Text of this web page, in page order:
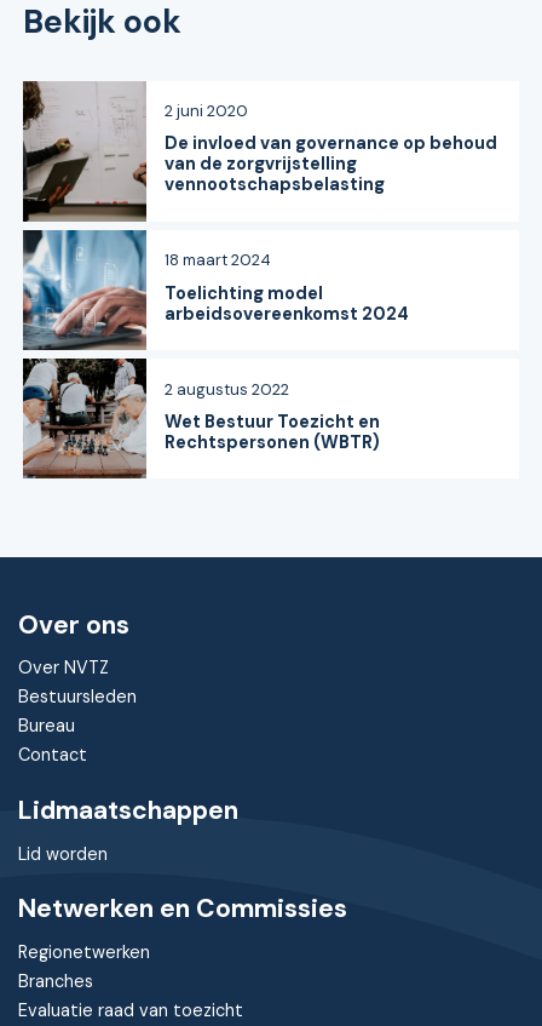
Bekijk ook
De invloed van governance op behoud
van de zorgvrijstelling
vennootschapsbelasting
2 juni 2020
Toelichting model
arbeidsovereenkomst 2024
18 maart 2024
Wet Bestuur Toezicht en
Rechtspersonen (WBTR)
2 augustus 2022
Over ons
Over NVTZ
Bestuursleden
Bureau
Contact
Lidmaatschappen
Lid worden
Netwerken en Commissies
Regionetwerken
Branches
Evaluatie raad van toezicht